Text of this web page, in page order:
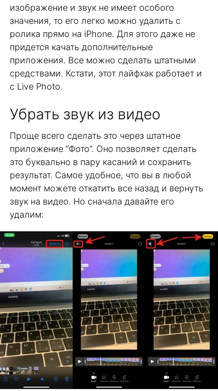
изображение и звук не имеет особого
значения, то его легко можно удалить с
ролика прямо на iPhone. Для этого даже не
придется качать дополнительные
приложения. Все можно сделать штатными
средствами. Кстати, этот лайфхак работает и
с Live Photo.
Убрать звук из видео
Проще всего сделать это через штатное
приложение “Фото”. Оно позволяет сделать
это буквально в пару касаний и сохранить
результат. Самое удобное, что вы в любой
момент можете откатить все назад и вернуть
звук на видео. Но сначала давайте его
удалим: